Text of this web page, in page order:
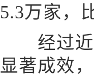
5.3万家，
经过近4
显著成效